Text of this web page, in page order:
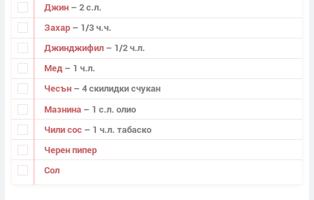
Джин – 2 с.л.
Захар – 1/3 ч.ч.
Джинджифил – 1/2 ч.л.
Мед – 1 ч.л.
Чесън – 4 скилидки счукан
Мазнина – 1 с.л. олио
Чили сос – 1 ч.л. табаско
Черен пипер
Сол